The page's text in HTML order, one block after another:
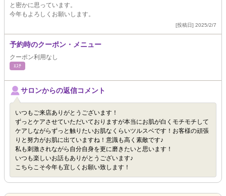
と密かに思っています。
今年もよろしくお願いします。
[投稿日] 2025/2/7
予約時のクーポン・メニュー
クーポン利用なし
ｴｽﾃ
サロンからの返信コメント
いつもご来店ありがとうございます！
ずっとケアさせていただいておりますが本当にお肌が白くモチモチして
ケアしながらずっと触りたいお肌なくらいツルスベです！お客様の頑張
りと努力がお肌に出ていますね！意識も高く素敵です♪
私も刺激されながら自分自身を更に磨きたいと思います！
いつも楽しいお話もありがとうございます♪
こちらこそ今年も宜しくお願い致します！